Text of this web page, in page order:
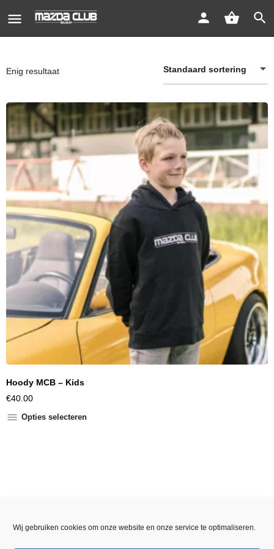
Wij gebruiken cookies om onze website en onze service te optimaliseren.
Enig resultaat Standaard sortering
Hoody MCB – Kids
€40.00
Opties selecteren